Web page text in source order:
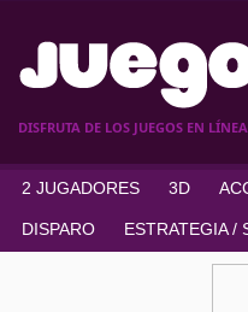
DISFRUTA DE LOS JUEGOS EN
2 JUGADORES 3D
DISPARO ESTRATEGIA /